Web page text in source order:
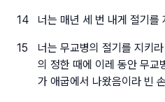
14 너는 매년 세 번 내게 절기를
15
너는 무교병의 절기를 지키
의 정한 때에 이레 동안 무교
가 애굽에서 나왔음이라 빈